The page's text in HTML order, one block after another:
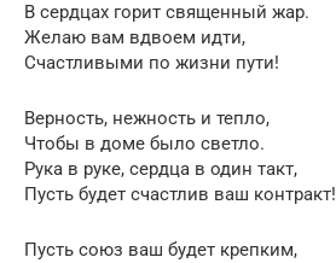
В сердцах горит священный жар.
Желаю вам вдвоем идти,
Счастливыми по жизни пути!
Верность, нежность и тепло,
Чтобы в доме было светло.
Рука в руке, сердца в один такт,
Пусть будет счастлив ваш контракт!
Пусть союз ваш будет крепким,